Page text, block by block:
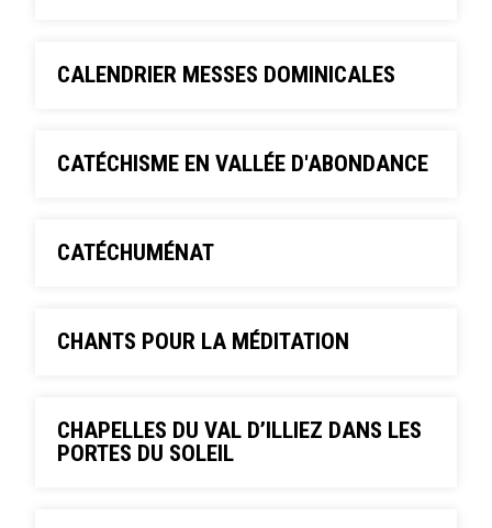
CALENDRIER MESSES DOMINICALES
CATÉCHISME EN VALLÉE D'ABONDANCE
CATÉCHUMÉNAT
CHANTS POUR LA MÉDITATION
CHAPELLES DU VAL D’ILLIEZ DANS LES
PORTES DU SOLEIL